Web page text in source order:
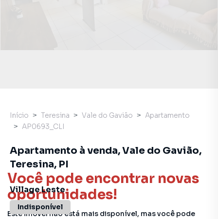
Você pode encontrar novas
oportunidades!
Este imóvel não está mais disponível, mas você pode
Início Teresina Vale do Gavião
Apartamento
AP0693_CLI
Apartamento à venda, Vale do Gavião,
Teresina, PI
Village Leste
Indisponível